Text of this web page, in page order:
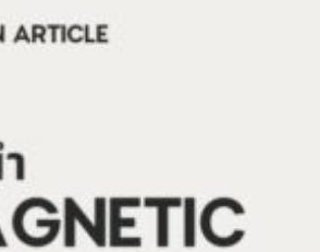
E27
AR111
LED COB
LAMPO
Flex